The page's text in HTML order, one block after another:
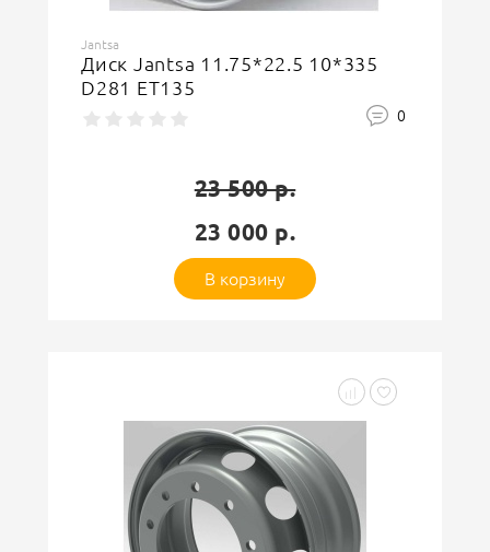
Asterro
Диск Asterro 8.5*24 10*335 D281
ET164 M22 Silver (2412D) 4.5 тн.
18 700 р.
18 300 р.
В корзину